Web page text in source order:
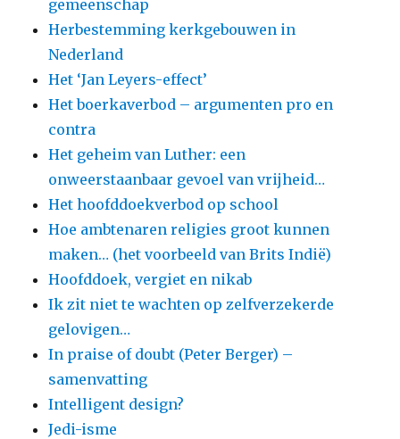
gemeenschap
Herbestemming kerkgebouwen in
Nederland
Het ‘Jan Leyers-effect’
Het boerkaverbod – argumenten pro en
contra
Het geheim van Luther: een
onweerstaanbaar gevoel van vrijheid…
Het hoofddoekverbod op school
Hoe ambtenaren religies groot kunnen
maken… (het voorbeeld van Brits Indië)
Hoofddoek, vergiet en nikab
Ik zit niet te wachten op zelfverzekerde
gelovigen…
In praise of doubt (Peter Berger) –
samenvatting
Intelligent design?
Jedi-isme